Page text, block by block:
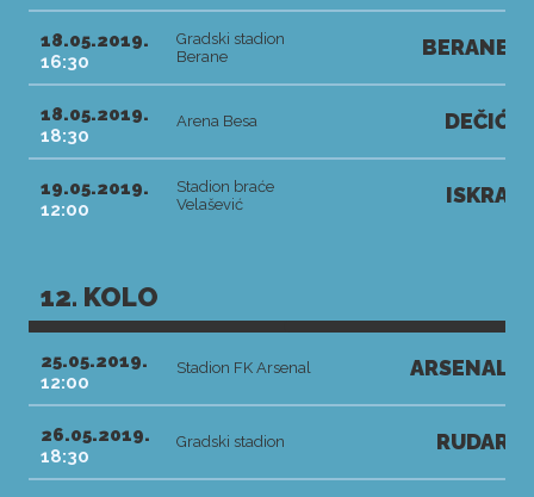
18.05.2019.
16:30
Gradski stadion
Berane
BERANE
18.05.2019.
18:30
Arena Besa DEČIĆ
19.05.2019.
12:00
Stadion braće
Velašević
ISKRA
12. KOLO
25.05.2019.
12:00
Stadion FK Arsenal ARSENAL
26.05.2019.
18:30
Gradski stadion RUDAR